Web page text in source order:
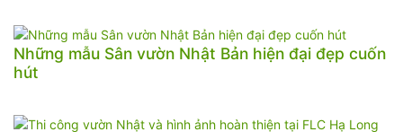
Những mẫu Sân vườn Nhật Bản hiện đại đẹp cuốn
hút